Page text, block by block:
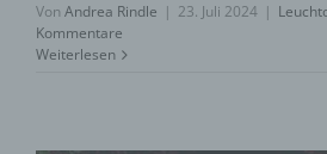
Von Andrea Rindle | 23. Juli 2024 |
Kommentare
Weiterlesen